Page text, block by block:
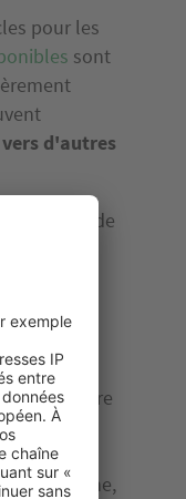
pour les
sont
d'autres
de
construire
de
et-Marne,